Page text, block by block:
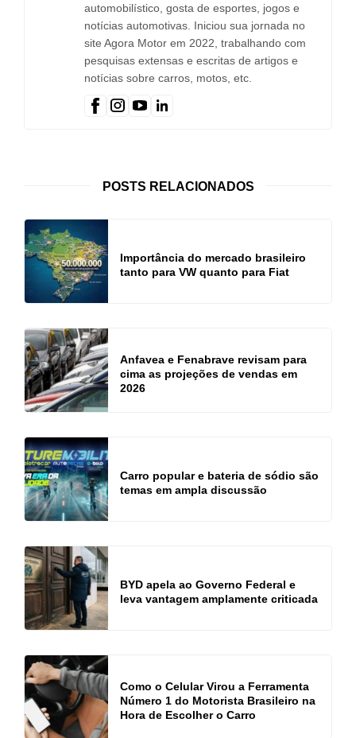
automobilístico, gosta de esportes, jogos e
notícias automotivas. Iniciou sua jornada no
site Agora Motor em 2022, trabalhando com
pesquisas extensas e escritas de artigos e
notícias sobre carros, motos, etc.
POSTS RELACIONADOS
Importância do mercado brasileiro
tanto para VW quanto para Fiat
Anfavea e Fenabrave revisam para
cima as projeções de vendas em
2026
Carro popular e bateria de sódio são
temas em ampla discussão
BYD apela ao Governo Federal e
leva vantagem amplamente criticada
Como o Celular Virou a Ferramenta
Número 1 do Motorista Brasileiro na
Hora de Escolher o Carro